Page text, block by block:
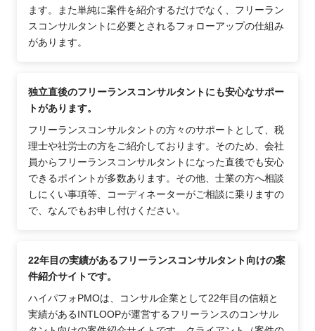
ます。また単純に案件を紹介するだけでなく、フリーラン
スコンサルタントに必要とされるフォローアップの仕組み
があります。
独立直後のフリーランスコンサルタントにも安心なサポー
トがあります。
フリーランスコンサルタントの方々のサポートとして、税
理士や社労士の方をご紹介しております。そのため、会社
員からフリーランスコンサルタントになった直後でも安心
できるポイントが多数あります。その他、士業の方へ相談
しにくい事項等、コーディネーターがご相談に乗りますの
で、なんでもお申し付けください。
22年目の実績があるフリーランスコンサルタント向けの案
件紹介サイトです。
ハイパフォPMOは、コンサル企業として22年目の信頼と
実績があるINTLOOPが運営するフリーランスのコンサル